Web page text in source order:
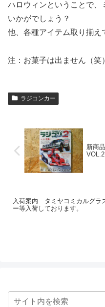
ハロウィンということで、
いかがでしょう？
他、各種アイテム取り揃え
注：お菓子は出ません（笑）
ラジコンカー
新商
入荷案内 タミヤコミカルグラ
ー等入荷しております。